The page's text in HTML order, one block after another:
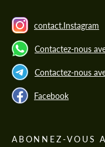
contact.Instagram
Contactez-nous
Contactez-nous
Facebook
ABONNEZ-VOUS